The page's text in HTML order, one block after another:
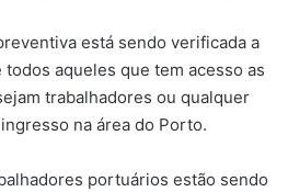
está sendo verificada a
aqueles que tem acesso as
trabalhadores ou qualquer
na área do Porto.
portuários estão sendo